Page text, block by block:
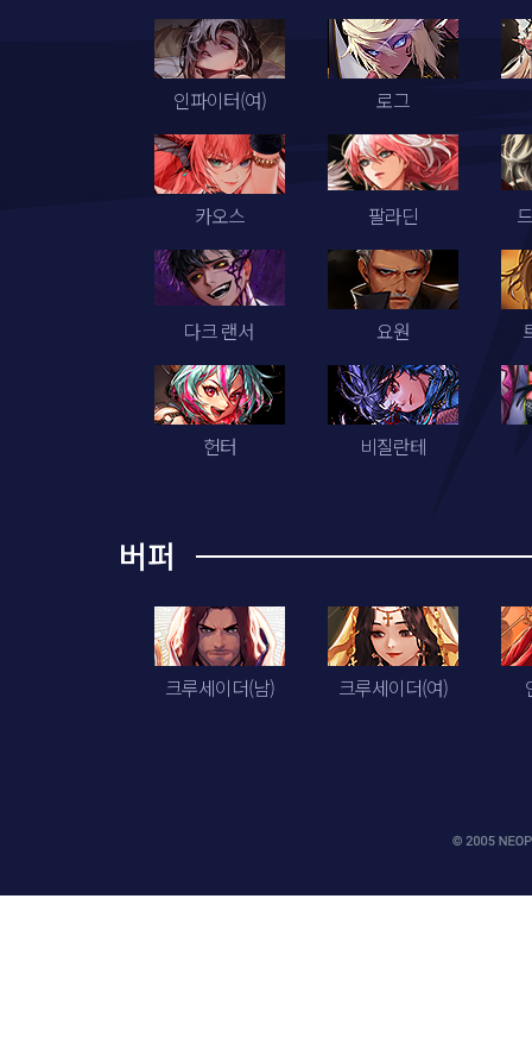
인파이터(여) 로그
카오스 팔라딘
다크 랜서 요원
헌터 비질란테
버퍼
크루세이더(남) 크루세이더(여)